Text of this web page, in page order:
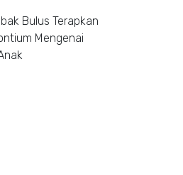
Bulus Terapkan
Mengenai